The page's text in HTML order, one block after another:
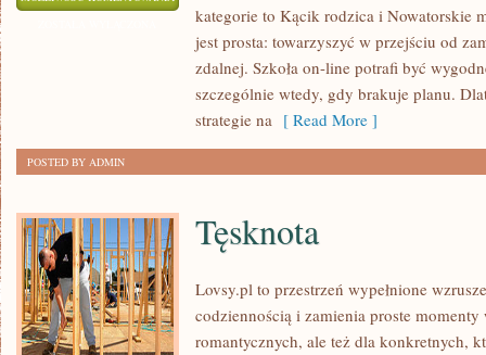
SZKOŁA
kategorie to Kącik rodzica i Nowatorskie
jest prosta: towarzyszyć w przejściu od
zdalnej. Szkoła on-line potrafi być
szczególnie wtedy, gdy brakuje planu.
strategie na [ Read More ]
POSTED BY ADMIN
Tęsknota
Lovsy.pl to przestrzeń wypełnione
codziennością i zamienia proste
romantycznych, ale też dla konkretnych,